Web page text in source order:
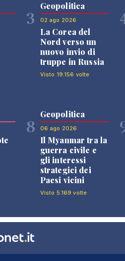
3
Geopolitica
02 ago 2026
La Corea del
Nord verso un
nuovo invio di
truppe in Russia
Visto 19.156 volte
8
Geopolitica
06 ago 2026
Il Myanmar tra la
guerra civile e
gli interessi
strategici dei
Paesi vicini
Visto 5.169 volte